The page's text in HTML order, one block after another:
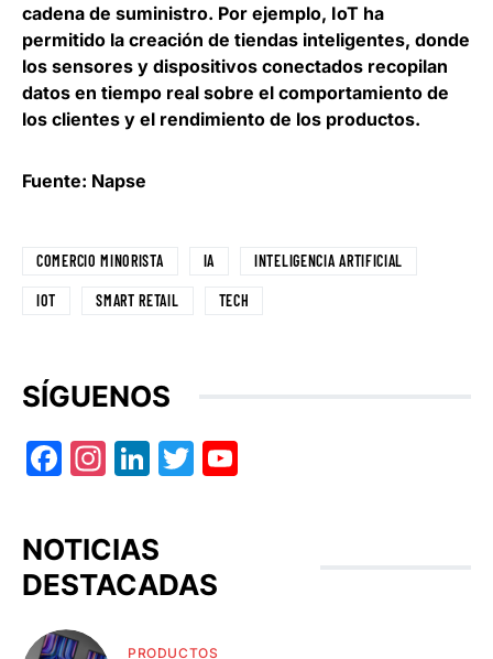
cadena de suministro. Por ejemplo, IoT ha
permitido la creación de tiendas inteligentes, donde
los sensores y dispositivos conectados recopilan
datos en tiempo real sobre el comportamiento de
los clientes y el rendimiento de los productos.
Fuente: Napse
COMERCIO MINORISTA IA INTELIGENCIA ARTIFICIAL
IOT SMART RETAIL TECH
SÍGUENOS
Facebook
Instagram
LinkedIn
Twitter
NOTICIAS
DESTACADAS
PRODUCTOS